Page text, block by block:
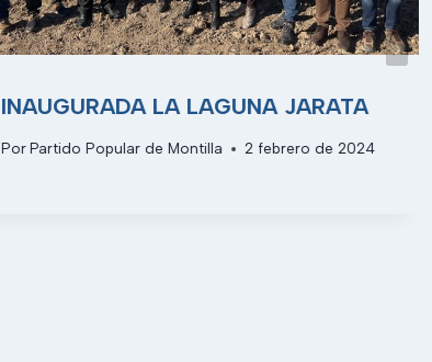
INAUGURADA LA LAGUNA JARATA
Por Partido Popular de Montilla 2 febrero de 2024